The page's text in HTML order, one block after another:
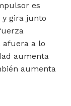
es
gira junto
afuera a lo
aumenta
aumenta